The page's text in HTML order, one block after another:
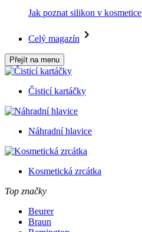
Jak poznat silikon v kosmetice
Celý magazín
Přejít na menu
Čisticí kartáčky
Náhradní hlavice
Kosmetická zrcátka
Top značky
Beurer
Braun